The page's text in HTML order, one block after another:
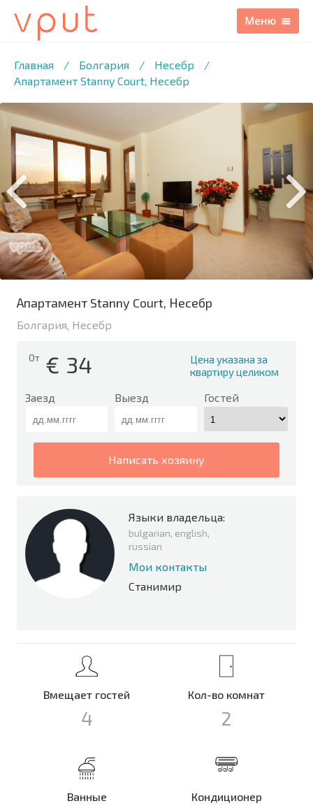
Главная / Болгария / Несебр
/
Апартамент Stanny Court, Несебр
/8 ФОТО
Апартамент Stanny Court, Несебр
Болгария, Несебр
От € 34
Цена указана за
квартиру целиком
Заезд Выезд Гостей
написать хозяину
Языки владельца:
bulgarian, english,
russian
Мои контакты
Станимир
Вмещает гостей
4
Кол-во комнат
2
Ванные Кондиционер